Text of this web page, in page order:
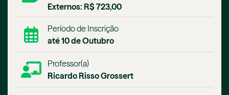
Externos: R$ 723,00
Período de Inscrição
até 10 de Outubro
Professor(a)
Ricardo Risso Grossert